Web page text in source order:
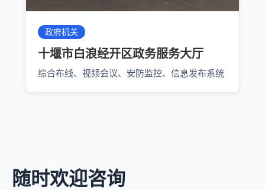
政府机关
十堰市白浪经开区政务服务大厅
综合布线、视频会议、安防监控、信息发布系统
随时欢迎咨询